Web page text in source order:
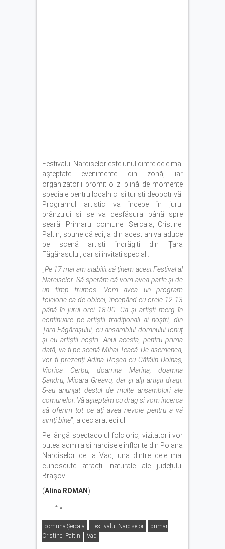
Festivalul Narciselor este unul dintre cele mai
așteptate evenimente din zonă, iar
organizatorii promit o zi plină de momente
speciale pentru localnici și turiști deopotrivă.
Programul artistic va începe în jurul
prânzului și se va desfășura până spre
seară. Primarul comunei Șercaia, Cristinel
Paltin, spune că ediția din acest an va aduce
pe scenă artiști îndrăgiți din Țara
Făgărașului, dar și invitați speciali.
„Pe 17 mai am stabilit să ținem acest Festival al
Narciselor. Să sperăm că vom avea parte și de
un timp frumos. Vom avea un program
folcloric ca de obicei, începând cu orele 12-13
până în jurul orei 18.00. Ca și artiști merg în
continuare pe artiștii tradiționali ai noștri, din
Țara Făgărașului, cu ansamblul domnului Ionuț
și cu artiștii noștri. Anul acesta, pentru prima
dată, va fi pe scenă Mihai Teacă. De asemenea,
vor fi prezenți Adina Roșca cu Cătălin Doinaș,
Viorica Cerbu, doamna Marina, doamna
Șandru, Mioara Greavu, dar și alți artiști dragi.
S-au anunțat destul de multe ansambluri ale
comunelor. Vă așteptăm cu drag și vom încerca
să oferim tot ce ați avea nevoie pentru a vă
simți bine”, a declarat edilul.
Pe lângă spectacolul folcloric, vizitatorii vor
putea admira și narcisele înflorite din Poiana
Narciselor de la Vad, una dintre cele mai
cunoscute atracții naturale ale județului
Brașov.
(Alina ROMAN )
comuna Șercaia Festivalul Narciselor
primar
Cristinel Paltin
Vad